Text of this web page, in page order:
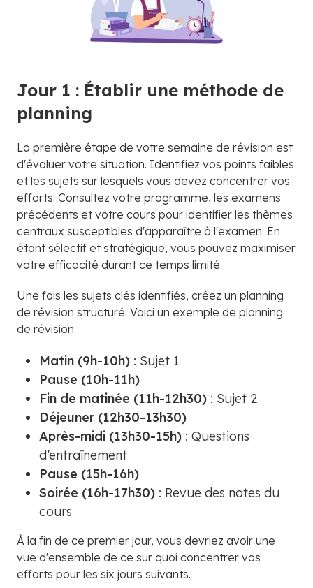
Jour 1 : Établir une méthode de
planning
La première étape de votre semaine de révision est
d'évaluer votre situation. Identifiez vos points faibles
et les sujets sur lesquels vous devez concentrer vos
efforts. Consultez votre programme, les examens
précédents et votre cours pour identifier les thèmes
centraux susceptibles d'apparaître à l'examen. En
étant sélectif et stratégique, vous pouvez maximiser
votre efficacité durant ce temps limité.
Une fois les sujets clés identifiés, créez un planning
de révision structuré. Voici un exemple de planning
de révision :
Matin (9h-10h) : Sujet 1
Pause (10h-11h)
Fin de matinée (11h-12h30) : Sujet 2
Déjeuner (12h30-13h30)
Après-midi (13h30-15h) : Questions
d’entraînement
Pause (15h-16h)
Soirée (16h-17h30) : Revue des notes du
cours
À la fin de ce premier jour, vous devriez avoir une
vue d'ensemble de ce sur quoi concentrer vos
efforts pour les six jours suivants.